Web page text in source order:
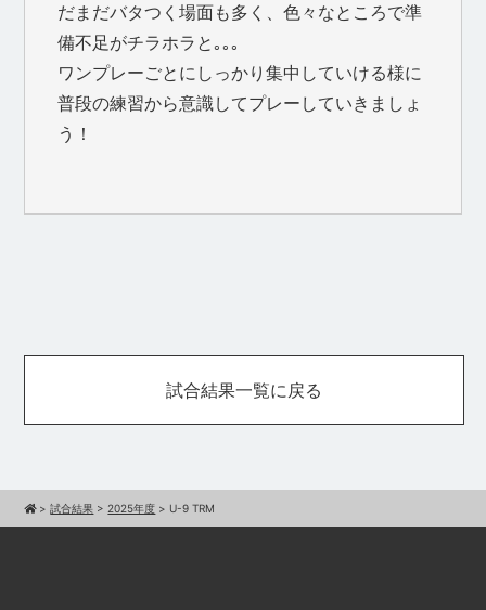
だまだバタつく場面も多く、色々なところで準
備不足がチラホラと｡｡｡
ワンプレーごとにしっかり集中していける様に
普段の練習から意識してプレーしていきましょ
う！
試合結果一覧に戻る
>試合結果 > 2025年度 > U-9 TRM